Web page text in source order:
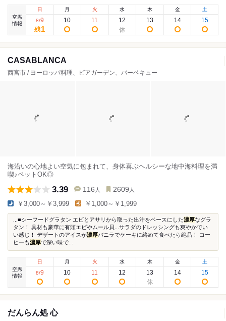
空席
情報
日
8/9
残1
月
10
火
11
水
12
木
13
金
14
土
15
CASABLANCA
西宮市 / ヨーロッパ料理、ビアガーデン、バーベキュー
海沿いの心地よい空気に包まれて、身体喜ぶヘルシーな地中海料理を満
喫♪ペットOK◎
3.39 116 人 2609 人
￥3,000～￥3,999 ￥1,000～￥1,999
...■シーフードグラタン エビとアサリから取った出汁をベースにした濃厚なグラ
タン！ 具材も豪華に有頭エビやムール貝...サラダのドレッシングも爽やかでい
い感じ！ デザートのアイスが濃厚バニラでケーキに絡めて食べたら絶品！ コー
ヒーも濃厚で深い味で...
空席
情報
日
8/9
月
10
火
11
水
12
木
13
金
14
土
15
だんらん処 心